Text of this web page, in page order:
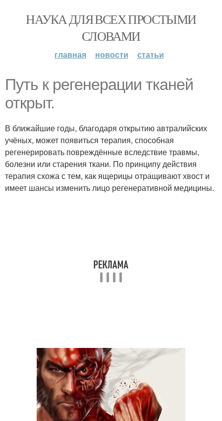
НАУКА ДЛЯ ВСЕХ ПРОСТЫМИ
СЛОВАМИ
главная новости статьи
Путь к регенерации тканей
открыт.
В ближайшие годы, благодаря открытию автралийских
учёных, может появиться терапия, способная
регенерировать повреждённые вследствие травмы,
болезни или старения ткани. По принципу действия
терапия схожа с тем, как ящерицы отращивают хвост и
имеет шансы изменить лицо регенеративной медицины.